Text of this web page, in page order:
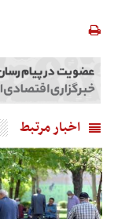
اخبار مرتبط